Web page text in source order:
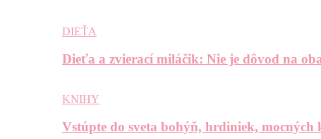
DIEŤA
Dieťa a zvierací miláčik: Nie je dôvod na
KNIHY
Vstúpte do sveta bohýň, hrdiniek,